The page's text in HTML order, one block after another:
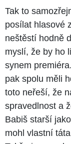
Tak to
posílat hlasové
neštěstí hodně
myslí, že by ho
synem
pak spolu měli
toto neřeší, že
spravedlnost a
Babiš starší
mohl vlastní